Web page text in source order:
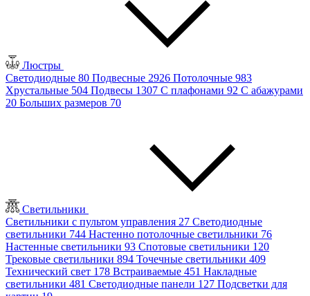
Люстры
Светодиодные 80 Подвесные 2926 Потолочные 983
Хрустальные 504 Подвесы 1307 С плафонами 92 С абажурами
20 Больших размеров 70
Светильники
Светильники с пультом управления 27 Светодиодные
светильники 744 Настенно потолочные светильники 76
Настенные светильники 93 Спотовые светильники 120
Трековые светильники 894 Точечные светильники 409
Технический свет 178 Встраиваемые 451 Накладные
светильники 481 Светодиодные панели 127 Подсветки для